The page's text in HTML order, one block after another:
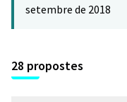
setembre de 2018
28 propostes